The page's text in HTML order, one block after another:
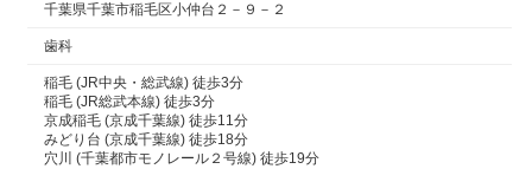
千葉県千葉市稲毛区小仲台２－９－２
歯科
稲毛 (JR中央・総武線) 徒歩3分
稲毛 (JR総武本線) 徒歩3分
京成稲毛 (京成千葉線) 徒歩11分
みどり台 (京成千葉線) 徒歩18分
穴川 (千葉都市モノレール２号線) 徒歩19分